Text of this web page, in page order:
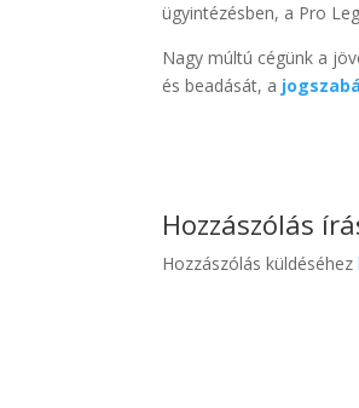
ügyintézésben, a Pro
Nagy múltú cégünk a
és beadását, a
Hozzászólás
Hozzászólás küldéséhez